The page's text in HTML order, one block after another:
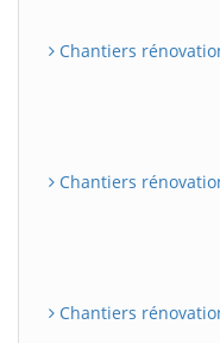
Chantiers
Chantiers
Chantiers